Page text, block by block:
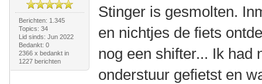
Berichten: 1.345
Topics: 34
Lid sinds: Jun 2022
Bedankt: 0
2366 x bedankt in
1227 berichten
Stinger is gesmolten.
en nichtjes de fiets
nog een shifter... Ik had
onderstuur gefietst en